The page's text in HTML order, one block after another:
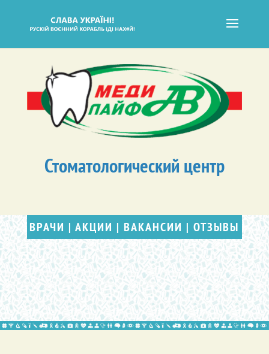
Стоматологический центр
ВРАЧИ |АКЦИИ | ВАКАНСИИ |ОТЗЫВЫ